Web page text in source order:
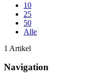
10
25
50
Alle
1 Artikel
Navigation